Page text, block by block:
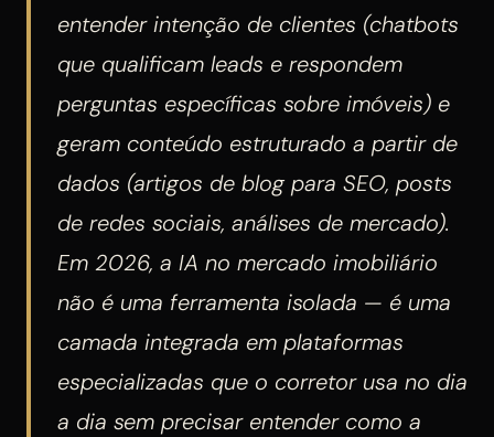
entender intenção de clientes (chatbots
que qualificam leads e respondem
perguntas específicas sobre imóveis) e
geram conteúdo estruturado a partir de
dados (artigos de blog para SEO, posts
de redes sociais, análises de mercado).
Em 2026, a IA no mercado imobiliário
não é uma ferramenta isolada — é uma
camada integrada em plataformas
especializadas que o corretor usa no dia
a dia sem precisar entender como a